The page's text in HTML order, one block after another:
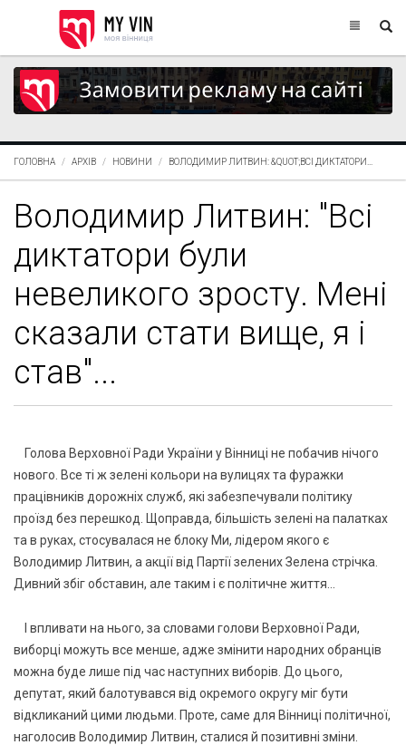
ГОЛОВНА АРХІВ НОВИНИ ВОЛОДИМИР ЛИТВИН: &QUOT;ВСІ ДИКТАТОРИ...
Володимир Литвин: "Всі
диктатори були
невеликого зросту. Мені
сказали стати вище, я і
став"...
Голова Верховної Ради України у Вінниці не побачив нічого
нового. Все ті ж зелені кольори на вулицях та фуражки
працівників дорожніх служб, які забезпечували політику
проїзд без перешкод. Щоправда, більшість зелені на палатках
та в руках, стосувалася не блоку Ми, лідером якого є
Володимир Литвин, а акції від Партії зелених Зелена стрічка.
Дивний збіг обставин, але таким і є політичне життя...
І впливати на нього, за словами голови Верховної Ради,
виборці можуть все менше, адже змінити народних обранців
можна буде лише під час наступних виборів. До цього,
депутат, який балотувався від окремого округу міг бути
відкликаний цими людьми. Проте, саме для Вінниці політичної,
наголосив Володимир Литвин, сталися й позитивні зміни.